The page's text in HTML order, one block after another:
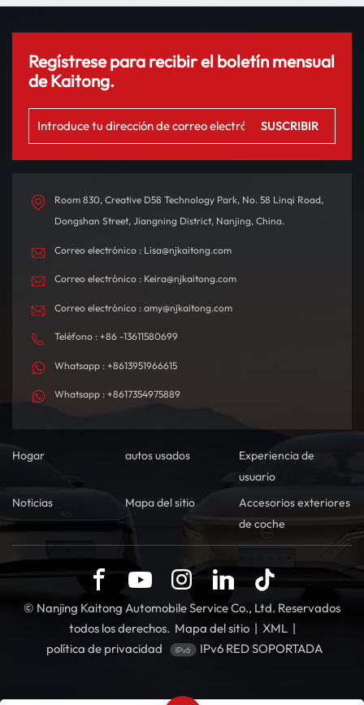
Regístrese para recibir el boletín mensual
de Kaitong.
Room 830, Creative D58 Technology Park, No. 58 Linqi Road,
Dongshan Street, Jiangning District, Nanjing, China.
Correo electrónico : Lisa@njkaitong.com
Correo electrónico : Keira@njkaitong.com
Correo electrónico : amy@njkaitong.com
Teléfono : +86 -13611580699
Whatsapp : +8613951966615
Whatsapp : +8617354975889
Hogar autos usados
Experiencia de
usuario
Noticias
Mapa del sitio
Accesorios exteriores
de coche
© Nanjing Kaitong Automobile Service Co., Ltd. Reservados
todos los derechos. Mapa del sitio | XML |
política de privacidad
IPv6 RED SOPORTADA